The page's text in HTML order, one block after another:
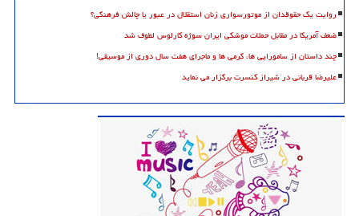
روایت یک حقوقدان از موتورسواری زنان استقلال در عبور یا چالش فرهنگی؟
ضعف آمریکا در مقابل حملات موشکی ایران سوژه کارلوس لطوف شد
چند داستان از سامورایی ها، گرمی ها و ماجرای هفت سال دوری از موسیقی!
علیرضا قربانی در شیراز کنسرت برگزار می نماید